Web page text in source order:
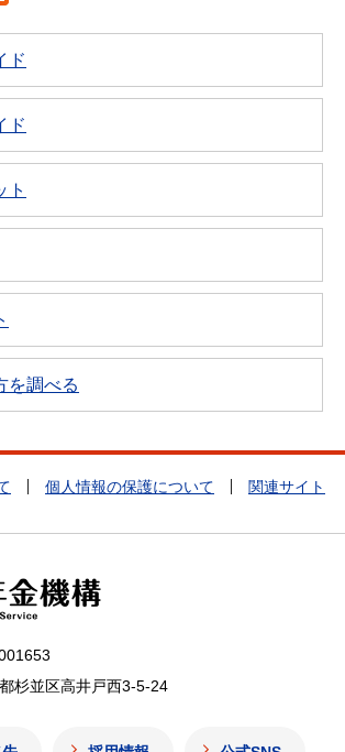
ド
ド
ト
を調べる
個人情報の保護について 関連サイト
杉並区高井戸西3-5-24